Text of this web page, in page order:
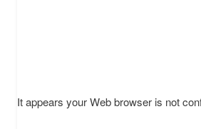
It appears your Web browser is not